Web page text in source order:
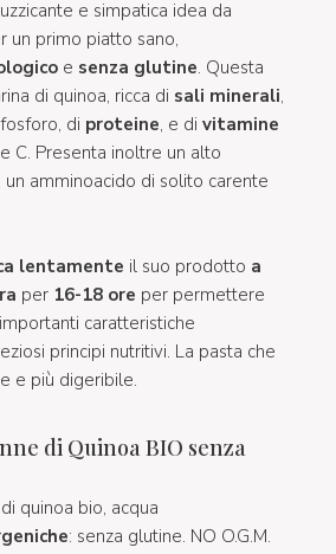
e simpatica idea da
un primo piatto sano,
e senza glutine. Questa
di quinoa, ricca di sali minerali,
di proteine, e di vitamine
C. Presenta inoltre un alto
, un amminoacido di solito carente
lentamente il suo prodotto a
per 16-18 ore per permettere
caratteristiche
principi nutritivi. La pasta che
e più digeribile.
di Quinoa BIO senza
quinoa bio, acqua
: senza glutine. NO O.G.M.